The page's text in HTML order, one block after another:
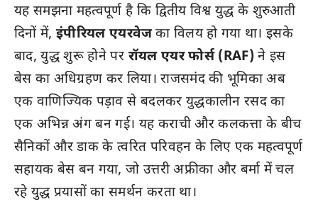
यह समझना महत्वपूर्ण है कि द्वितीय विश्व युद्ध के शुरुआती
दिनों में,इंपीरियल एयरवेजका विलय हो गया था। इसके
बाद, युद्ध शुरू होने पर रॉयल एयर फोर्स (RAF) ने इस
बेस का अधिग्रहण कर लिया। राजसमंद की भूमिका अब
एक वाणिज्यिक पड़ाव से बदलकर युद्धकालीन रसद का
एक अभिन्न अंग बन गई। यह कराची और कलकत्ता के बीच
सैनिकों और डाक के त्वरित परिवहन के लिए एक महत्वपूर्ण
सहायक बेस बन गया, जो उत्तरी अफ्रीका और बर्मा में चल
रहे युद्ध प्रयासों का समर्थन करता था।